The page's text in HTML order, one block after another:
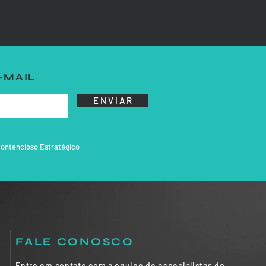
na
MAIL
E N V I A R
Estratégico
FALE CONOSCO